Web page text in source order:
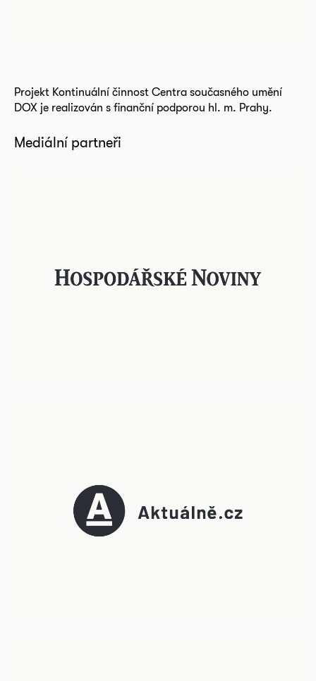
Projekt Kontinuální činnost Centra současného umění
DOX je realizován s finanční podporou hl. m. Prahy.
Mediální partneři